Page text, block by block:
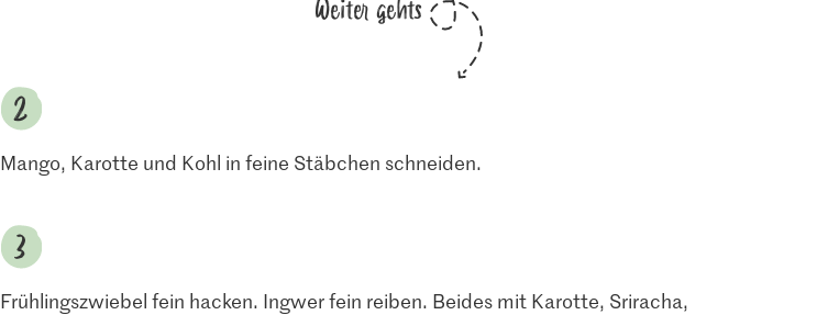
Weiter gehts
Mango, Karotte und Kohl in feine Stäbchen schneiden.
Frühlingszwiebel fein hacken. Ingwer fein reiben. Beides mit Karotte, Sriracha,